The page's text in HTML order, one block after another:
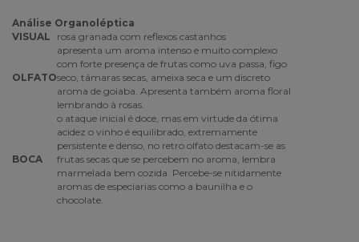
Análise Organoléptica
VISUAL
rosa granada com reflexos castanhos
OLFATO
apresenta um aroma intenso e muito complexo
com forte presença de frutas como uva passa, figo
seco, tâmaras secas, ameixa seca e um discreto
aroma de goiaba. Apresenta também aroma floral
lembrando à rosas.
BOCA
o ataque inicial é doce, mas em virtude da ótima
acidez o vinho é equilibrado, extremamente
persistente e denso, no retro olfato destacam-se as
frutas secas que se percebem no aroma, lembra
marmelada bem cozida. Percebe-se nitidamente
aromas de especiarias como a baunilha e o
chocolate.